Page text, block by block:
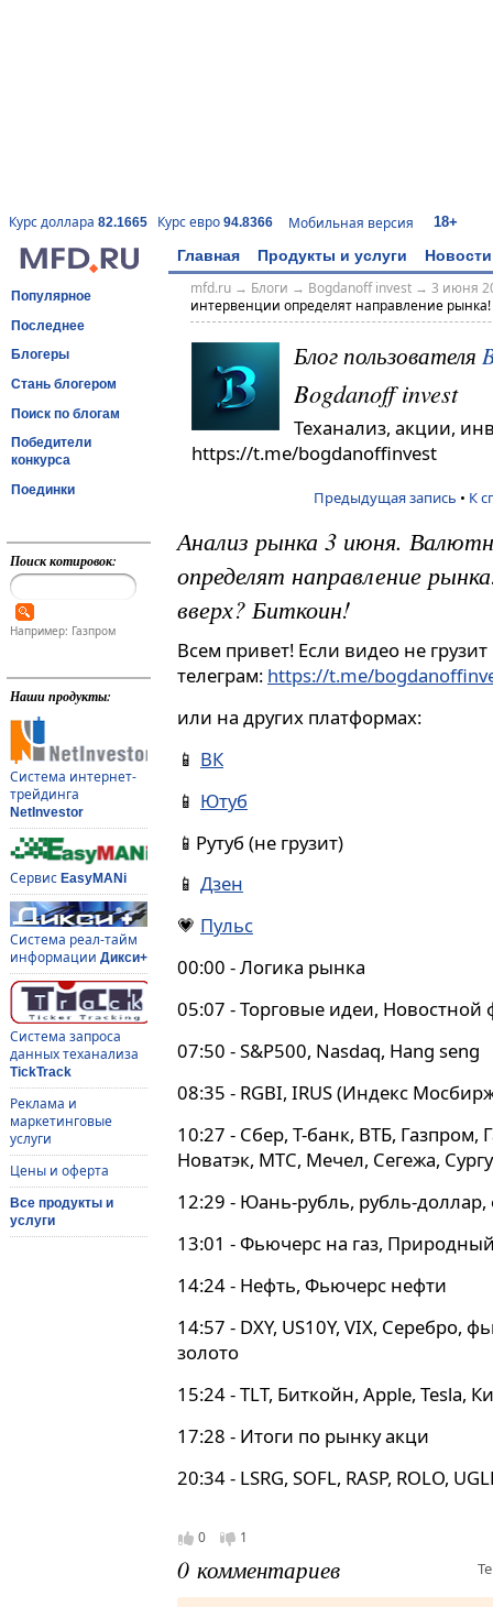
Курс доллара 82.1665 Курс евро 94.8366 Мобильная версия 18+
Главная Продукты и услуги Новости
Популярное
Последнее
Блогеры
Стань блогером
Поиск по блогам
Победители
конкурса
Поединки
Поиск котировок:
Например: Газпром
Наши продукты:
Система интернет-
трейдинга
NetInvestor
Сервис EasyMANi
Система реал-тайм
информации Дикси+
Система запроса
данных теханализа
TickTrack
Реклама и
маркетинговые
услуги
Цены и оферта
Все продукты и
услуги
mfd.ru→ Блоги → Bogdanoff invest→ 3 июня
интервенции определят направление рынка!
Блог пользователя
Bogdanoff invest
Теханализ, акции,
https://t.me/bogdanoffinvest
Предыдущая запись • К
Анализ рынка 3 июня.
определят направление
вверх? Биткоин!
Всем привет! Если видео не
телеграм: https://t.me/
или на других платформах:
📱 ВК
📱 Ютуб
📱Рутуб (не грузит)
📱 Дзен
💗 Пульс
00:00 - Логика рынка
05:07 - Торговые идеи, Новостной
07:50 - S&P500, Nasdaq, Hang seng
08:35 - RGBI, IRUS (Индекс
10:27 - Сбер, Т-банк, ВТБ,
Новатэк, МТС, Мечел, Сегежа,
12:29 - Юань-рубль, рубль-
13:01 - Фьючерс на газ,
14:24 - Нефть, Фьючерс нефти
14:57 - DXY, US10Y, VIX, Серебро,
золото
15:24 - TLT, Биткойн, Apple, Tesla,
17:28 - Итоги по рынку акци
20:34 - LSRG, SOFL, RASP, ROLO,
0 1
0 комментариев